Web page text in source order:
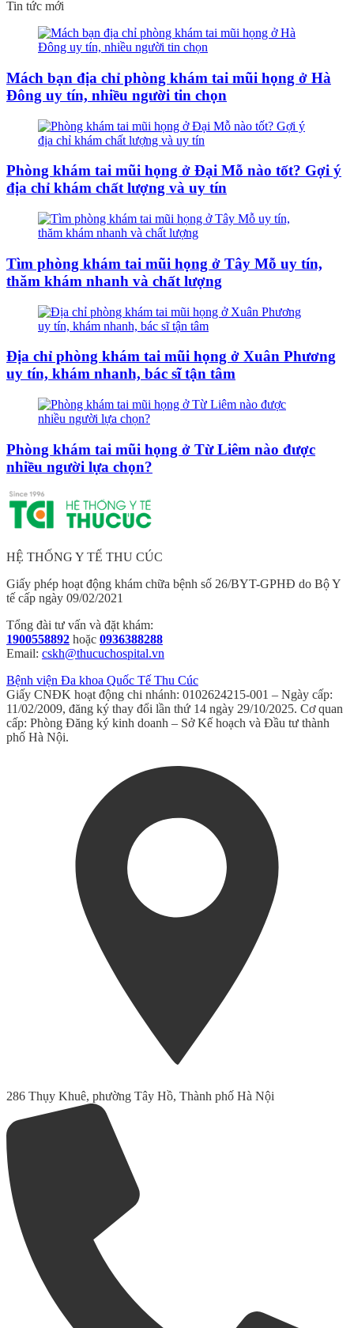
Tin tức mới
Mách bạn địa chỉ phòng khám tai mũi họng ở Hà
Đông uy tín, nhiều người tin chọn
Phòng khám tai mũi họng ở Đại Mỗ nào tốt? Gợi ý
địa chỉ khám chất lượng và uy tín
Tìm phòng khám tai mũi họng ở Tây Mỗ uy tín,
thăm khám nhanh và chất lượng
Địa chỉ phòng khám tai mũi họng ở Xuân Phương
uy tín, khám nhanh, bác sĩ tận tâm
Phòng khám tai mũi họng ở Từ Liêm nào được
nhiều người lựa chọn?
HỆ THỐNG Y TẾ THU CÚC
Giấy phép hoạt động khám chữa bệnh số 26/BYT-GPHĐ do Bộ Y
tế cấp ngày 09/02/2021
Tổng đài tư vấn và đặt khám:
1900558892 hoặc 0936388288
Email: cskh@thucuchospital.vn
Bệnh viện Đa khoa Quốc Tế Thu Cúc
Giấy CNĐK hoạt động chi nhánh: 0102624215-001 – Ngày cấp:
11/02/2009, đăng ký thay đổi lần thứ 14 ngày 29/10/2025. Cơ quan
cấp: Phòng Đăng ký kinh doanh – Sở Kế hoạch và Đầu tư thành
phố Hà Nội.
286 Thụy Khuê, phường Tây Hồ, Thành phố Hà Nội